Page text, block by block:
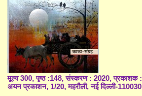
मूल्य 300, पृष्ठ :148, संस्करण : 2020, प्रकाशक :
अयन प्रकाशन, 1/20, महरौली, नई दिल्ली-110030